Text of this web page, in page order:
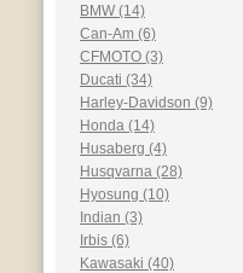
BMW (14)
Can-Am (6)
CFMOTO (3)
Ducati (34)
Harley-Davidson (9)
Honda (14)
Husaberg (4)
Husqvarna (28)
Hyosung (10)
Indian (3)
Irbis (6)
Kawasaki (40)